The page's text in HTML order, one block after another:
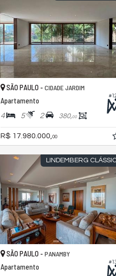
SÃO PAULO - CIDADE JARDIM
Apartamento
4 5 2 380,00
R$ 17.980.000, 00
LINDEMBERG
SÃO PAULO - PANAMBY
Apartamento